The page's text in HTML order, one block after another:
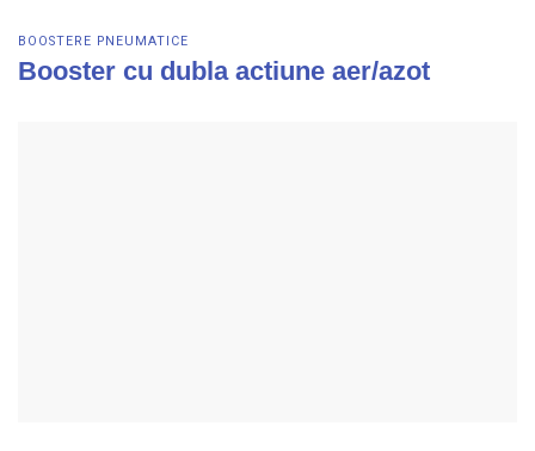
BOOSTERE PNEUMATICE
Booster cu dubla actiune aer/azot